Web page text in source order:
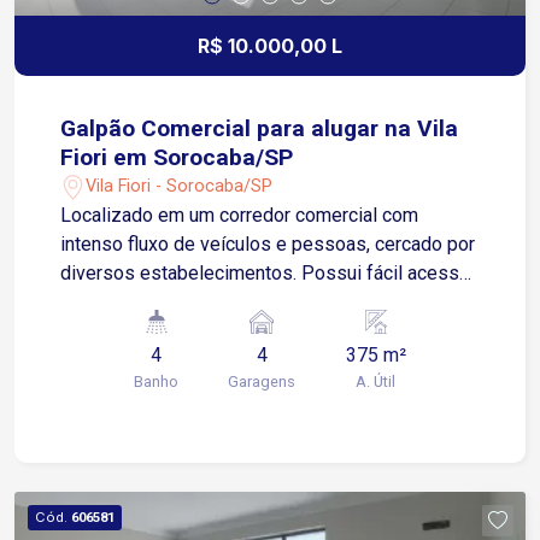
R$ 10.000,00 L
Galpão Comercial para alugar na Vila
Fiori em Sorocaba/SP
Vila Fiori - Sorocaba/SP
Localizado em um corredor comercial com
intenso fluxo de veículos e pessoas, cercado por
diversos estabelecimentos. Possui fácil acesso
Dom Aguirre, garantindo logística e praticidade.
Sobre o imóvel: Galpão com 375 m² de área
Mezanino 4 banheiros Área de luz Espaço
corredor comercial consolidado, com diversos
comércios vizinhos Ideal para lojas, centros de
4
Banho
4
Garagens
375 m²
A. Útil
Cód. 606581